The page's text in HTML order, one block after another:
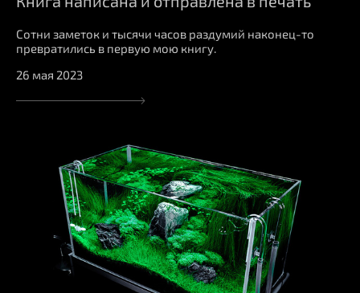
Сотни заметок и тысячи часов раздумий наконец-то
превратились в первую мою книгу.
26 мая 2023